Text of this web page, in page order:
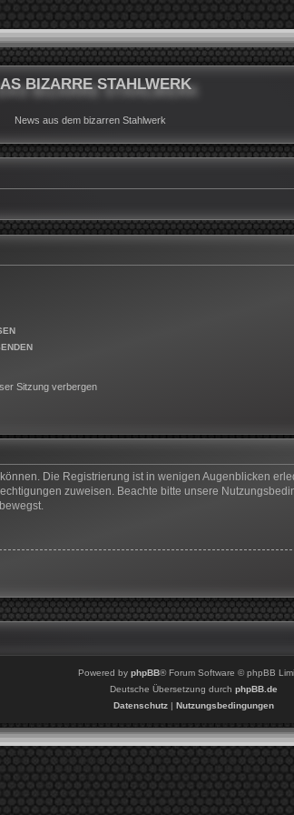
BIZARRE STAHLWERK
News aus dem bizarren Stahlwerk
Sitzung verbergen
Die Registrierung ist in wenigen Augenblicken
zuweisen. Beachte bitte unsere
Powered by phpBB® Forum Software © phpBB
Deutsche Übersetzung durch phpBB.de
Datenschutz| Nutzungsbedingungen